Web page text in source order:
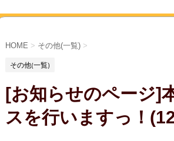
HOME > その他(一覧) >
その他(一覧)
[お知らせのページ]
スを行いますっ！